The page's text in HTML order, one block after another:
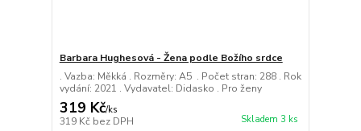
Barbara Hughesová - Žena podle Božího srdce
. Vazba: Měkká . Rozměry: A5 . Počet stran: 288 . Rok
vydání: 2021 . Vydavatel: Didasko . Pro ženy
319 Kč/ks
319 Kč bez DPH Skladem 3 ks